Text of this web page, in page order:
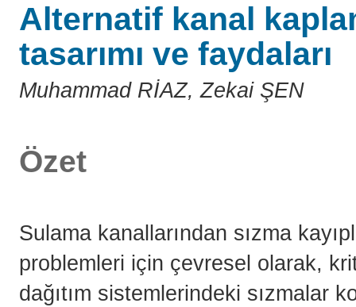
Alternatif kanal
tasarımı ve faydaları
Muhammad RİAZ, Zekai ŞEN
Özet
Sulama kanallarından sızma
problemleri için çevresel olarak,
dağıtım sistemlerindeki sızmalar